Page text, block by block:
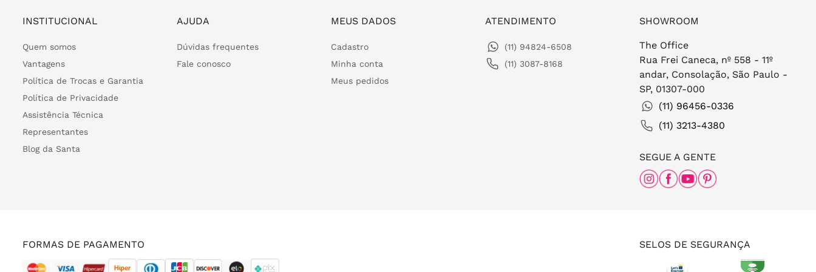
INSTITUCIONAL
Quem somos
Vantagens
Política de Trocas e Garantia
Política de Privacidade
Assistência Técnica
Representantes
Blog da Santa
AJUDA
Dúvidas frequentes
Fale conosco
MEUS DADOS
Cadastro
Minha conta
Meus pedidos
ATENDIMENTO
(11) 94824-6508
(11) 3087-8168
SHOWROOM
The Office
Rua Frei Caneca, nº 558 - 11º
andar, Consolação, São Paulo -
SP, 01307-000
(11) 96456-0336
(11) 3213-4380
SEGUE A GENTE
FORMAS DE PAGAMENTO SELOS DE SEGURANÇA